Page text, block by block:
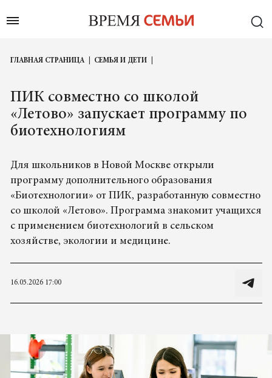
ГЛАВНАЯ СТРАНИЦА СЕМЬЯ И ДЕТИ
ПИК совместно со школой
«Летово» запускает программу по
биотехнологиям
Для школьников в Новой Москве открыли
программу дополнительного образования
«Биотехнологии» от ПИК, разработанную совместно
со школой «Летово». Программа знакомит учащихся
с применением биотехнологий в сельском
хозяйстве, экологии и медицине.
16.05.2026 17:00